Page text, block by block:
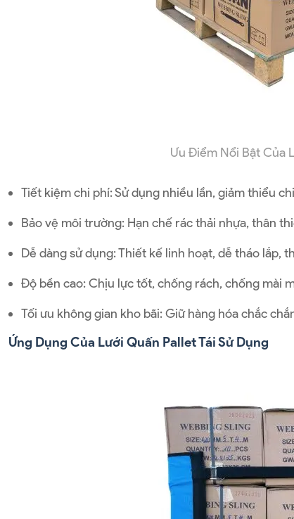
Ưu Điểm Nổi Bật Của
Tiết kiệm chi phí: Sử dụng nhiều lần, giảm thiểu
Bảo vệ môi trường: Hạn chế rác thải nhựa, thân
Dễ dàng sử dụng: Thiết kế linh hoạt, dễ tháo lắp,
Độ bền cao: Chịu lực tốt, chống rách, chống mài
Tối ưu không gian kho bãi: Giữ hàng hóa chắc
Ứng Dụng Của Lưới Quấn Pallet Tái Sử Dụng